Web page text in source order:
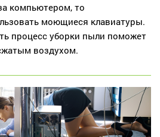
компьютером, то
моющиеся клавиатуры.
процесс уборки пыли поможет
воздухом.